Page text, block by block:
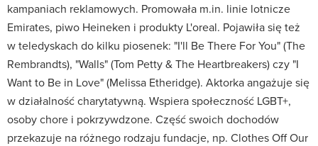
kampaniach reklamowych. Promowała m.in. linie lotnicze
Emirates, piwo Heineken i produkty L'oreal. Pojawiła się też
w teledyskach do kilku piosenek: "I'll Be There For You" (The
Rembrandts), "Walls" (Tom Petty & The Heartbreakers) czy "I
Want to Be in Love" (Melissa Etheridge). Aktorka angażuje się
w działalność charytatywną. Wspiera społeczność LGBT+,
osoby chore i pokrzywdzone. Część swoich dochodów
przekazuje na różnego rodzaju fundacje, np. Clothes Off Our